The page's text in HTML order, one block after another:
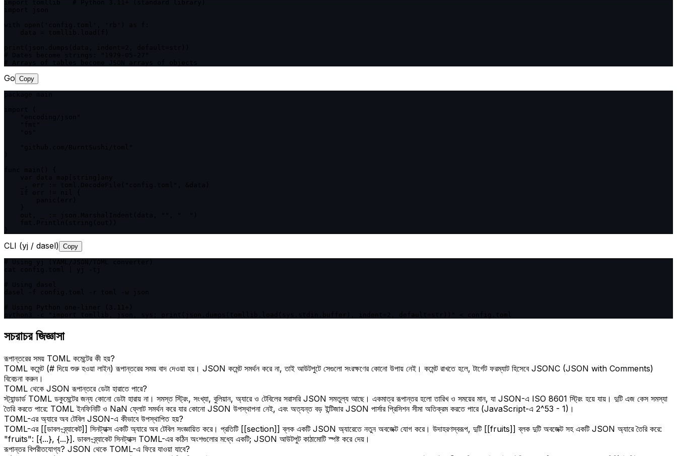
Go Copy
CLI (yj / dasel) Copy
সচরাচর জিজ্ঞাসা
রূপান্তরের সময় TOML কমেন্টের কী হয়?
TOML কমেন্ট (# দিয়ে শুরু হওয়া লাইন) রূপান্তরের সময় বাদ দেওয়া হয়। JSON কমেন্ট সমর্থন করে না, তাই আউটপুটে সেগুলো সংরক্ষণের কোনো উপায় নেই। কমেন্ট রাখতে হলে, টার্গেট ফরম্যাট হিসেবে JSONC (JSON with Comments)
বিবেচনা করুন।
TOML থেকে JSON রূপান্তরে ডেটা হারাতে পারে?
স্ট্যান্ডার্ড TOML ডকুমেন্টের জন্য কোনো ডেটা হারায় না। সমস্ত স্ট্রিং, সংখ্যা, বুলিয়ান, অ্যারে ও টেবিলের সরাসরি JSON সমতুল্য আছে। একমাত্র রূপান্তর হলো তারিখ ও সময়ের মান, যা JSON-এ ISO 8601 স্ট্রিং হয়ে যায়। দুটি এজ কেস সমস্যা
তৈরি করতে পারে: TOML ইনফিনিটি ও NaN ফ্লোট সমর্থন করে যার কোনো JSON উপস্থাপনা নেই, এবং অত্যন্ত বড় ইন্টিজার JSON পার্সার প্রিসিশন সীমা অতিক্রম করতে পারে (JavaScript-এ 2^53 - 1)।
TOML-এর অ্যারে অব টেবিল JSON-এ কীভাবে উপস্থাপিত হয়?
TOML-এর [[ডাবল-ব্র্যাকেট]] সিনট্যাক্স একটি অ্যারে অব টেবিল সংজ্ঞায়িত করে। প্রতিটি [[section]] ব্লক একটি JSON অ্যারেতে নতুন অবজেক্ট যোগ করে। উদাহরণস্বরূপ, দুটি [[fruits]] ব্লক দুটি অবজেক্ট সহ একটি JSON অ্যারে তৈরি করে:
"fruits": [{...}, {...}]. ডাবল-ব্র্যাকেট সিনট্যাক্স TOML-এর কঠিন অংশগুলোর মধ্যে একটি; JSON আউটপুট কাঠামোটি স্পষ্ট করে দেয়।
রূপান্তর বিপরীতযোগ্য? JSON থেকে TOML-এ ফিরে যাওয়া যাবে?